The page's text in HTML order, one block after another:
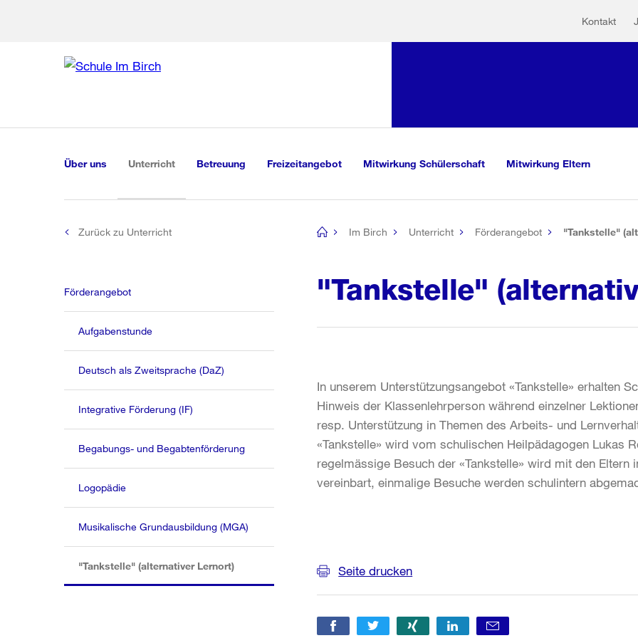
Kontakt
Navigation
Über uns Unterricht(aktiv)Betreuung Freizeitangebot Mitwirkung Schülerschaft Mitwirkung Eltern
[no
Im Birch Unterricht Förderangebot "Tankstelle"
"Tankstelle"
In unserem Unterstützungsangebot «Tankstelle» erhalten
Hinweis der Klassenlehrperson während einzelner
resp. Unterstützung in Themen des Arbeits- und
«Tankstelle» wird vom schulischen Heilpädagogen Lukas
regelmässige Besuch der «Tankstelle» wird mit den Eltern
vereinbart, einmalige Besuche werden schulintern
Seite drucken
Zurück zu Unterricht
Förderangebot
Aufgabenstunde
Deutsch als Zweitsprache (DaZ)
Integrative Förderung (IF)
Begabungs- und Begabtenförderung
Logopädie
Musikalische Grundausbildung (MGA)
"Tankstelle" (alternativer Lernort)(aktiv)